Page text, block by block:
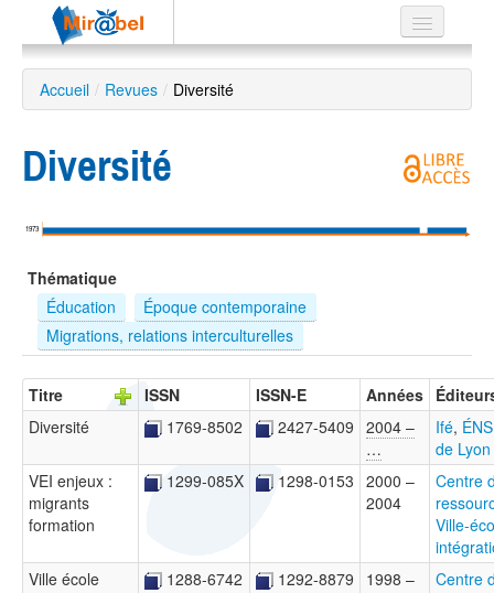
Le réseau
Soutien
Recherche
avancée
EN
ES
?
Accueil / Revues / Diversité
Diversité
1973
Thématique
Éducation
Époque contemporaine
Migrations, relations interculturelles
Titre ISSN ISSN-E Années
Diversité
1769-8502 2427-5409 2004 –
…
Ifé, ÉNS
de Lyon
VEI enjeux :
migrants
formation
1299-085X 1298-0153 2000 –
2004
Centre
Ville-
Ville école
1288-6742 1292-8879
1998 –
Centre